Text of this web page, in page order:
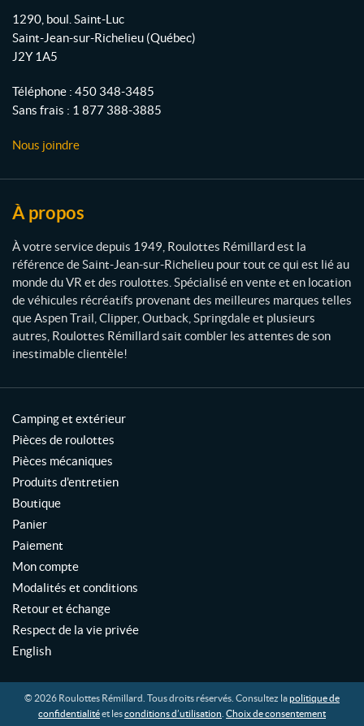
k
o
u
l
o
t
t
e
s
R
i
l
l
a
r
d
1290, boul. Saint-Luc
Saint-Jean-sur-Richelieu (Québec)
J2Y 1A5
Téléphone : 450 348-3485
Sans frais : 1 877 388-3885
Nous joindre
À propos
À votre service depuis 1949, Roulottes Rémillard est la
référence de Saint-Jean-sur-Richelieu pour tout ce qui est lié au
monde du VR et des roulottes. Spécialisé en vente et en location
de véhicules récréatifs provenant des meilleures marques telles
que Aspen Trail, Clipper, Outback, Springdale et plusieurs
autres, Roulottes Rémillard sait combler les attentes de son
inestimable clientèle!
Camping et extérieur
Pièces de roulottes
Pièces mécaniques
Produits d'entretien
Boutique
Panier
Paiement
Mon compte
Modalités et conditions
Retour et échange
Respect de la vie privée
English
© 2026 Roulottes Rémillard. Tous droits réservés. Consultez lapolitique de
confidentialitéet lesconditions d’utilisation Choix de consentement